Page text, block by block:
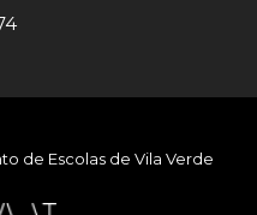
de Escolas de Vila Verde